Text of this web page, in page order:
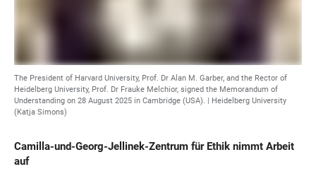
The President of Harvard University, Prof. Dr Alan M. Garber, and the Rector of
Heidelberg University, Prof. Dr Frauke Melchior, signed the Memorandum of
Understanding on 28 August 2025 in Cambridge (USA). | Heidelberg University
(Katja Simons)
Camilla-und-Georg-Jellinek-Zentrum für Ethik nimmt Arbeit
auf